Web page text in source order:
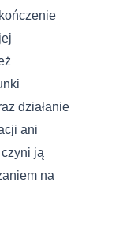
działanie
ani
ją
na